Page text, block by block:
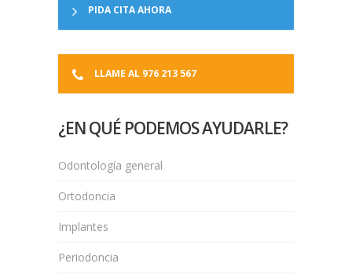
PIDA CITA AHORA
LLAME AL 976 213 567
¿EN QUÉ PODEMOS AYUDARLE?
Odontología general
Ortodoncia
Implantes
Periodoncia